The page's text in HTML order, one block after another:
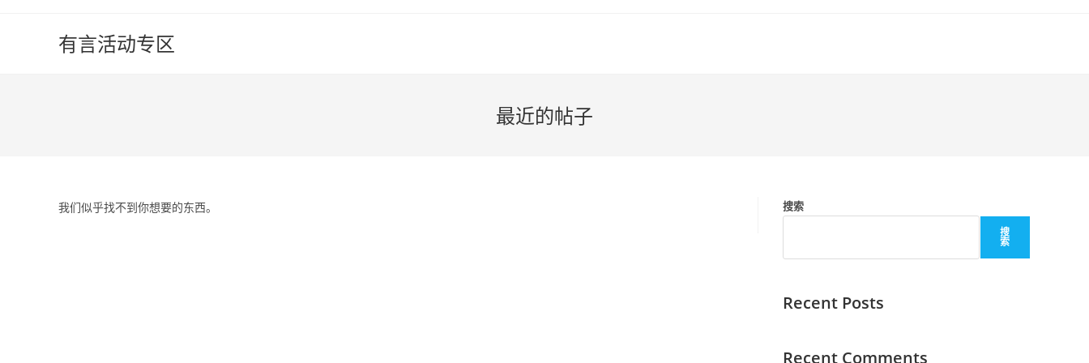
有言活动专区
最近的帖子
我们似乎找不到你想要的东西。 搜索
搜
索
Recent Posts
Recent Comments